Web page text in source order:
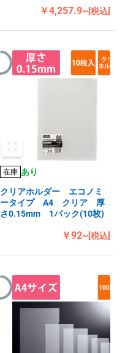
￥4,257.9~[税込]
在庫 あり
クリアホルダー エコノミ
ータイプ A4 クリア 厚
さ0.15mm 1パック(10枚)
￥92~[税込]